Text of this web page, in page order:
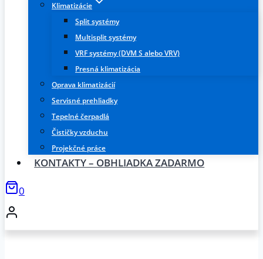
Klimatizácie
Split systémy
Multisplit systémy
VRF systémy (DVM S alebo VRV)
Presná klimatizácia
Oprava klimatizácií
Servisné prehliadky
Tepelné čerpadlá
Čističky vzduchu
Projekčné práce
KONTAKTY – OBHLIADKA ZADARMO
0